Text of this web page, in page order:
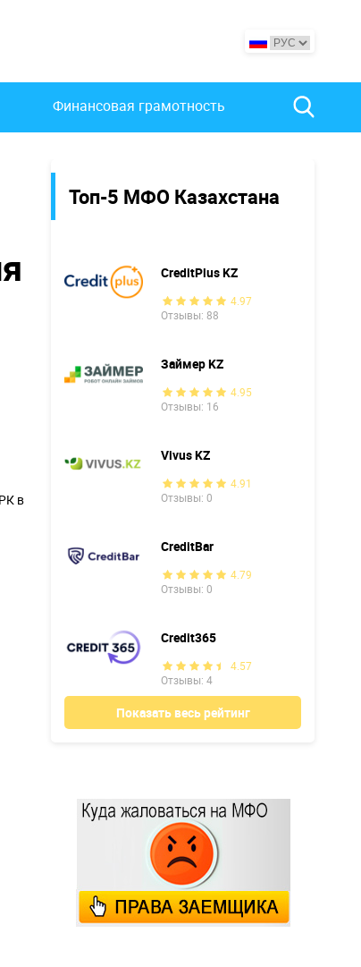
Финансовая грамотность
Топ-5 МФО Казахстана
CreditPlus KZ
4.97
Отзывы: 88
Займер KZ
4.95
Отзывы: 16
Vivus KZ
4.91
Отзывы: 0
CreditBar
4.79
Отзывы: 0
Credit365
4.57
Отзывы: 4
Показать весь рейтинг
в